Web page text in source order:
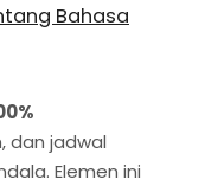
Bahasa
dan jadwal
Elemen ini